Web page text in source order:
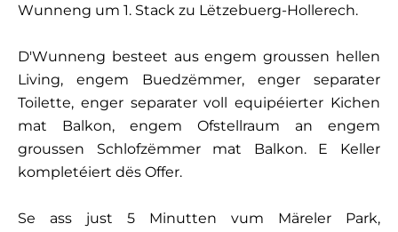
Wunneng um 1. Stack zu Lëtzebuerg-Hollerech.
D'Wunneng besteet aus engem groussen hellen
Living, engem Buedzëmmer, enger separater
Toilette, enger separater voll equipéierter Kichen
mat Balkon, engem Ofstellraum an engem
groussen Schlofzëmmer mat Balkon. E Keller
kompletéiert dës Offer.
Se ass just 5 Minutten vum Märeler Park,